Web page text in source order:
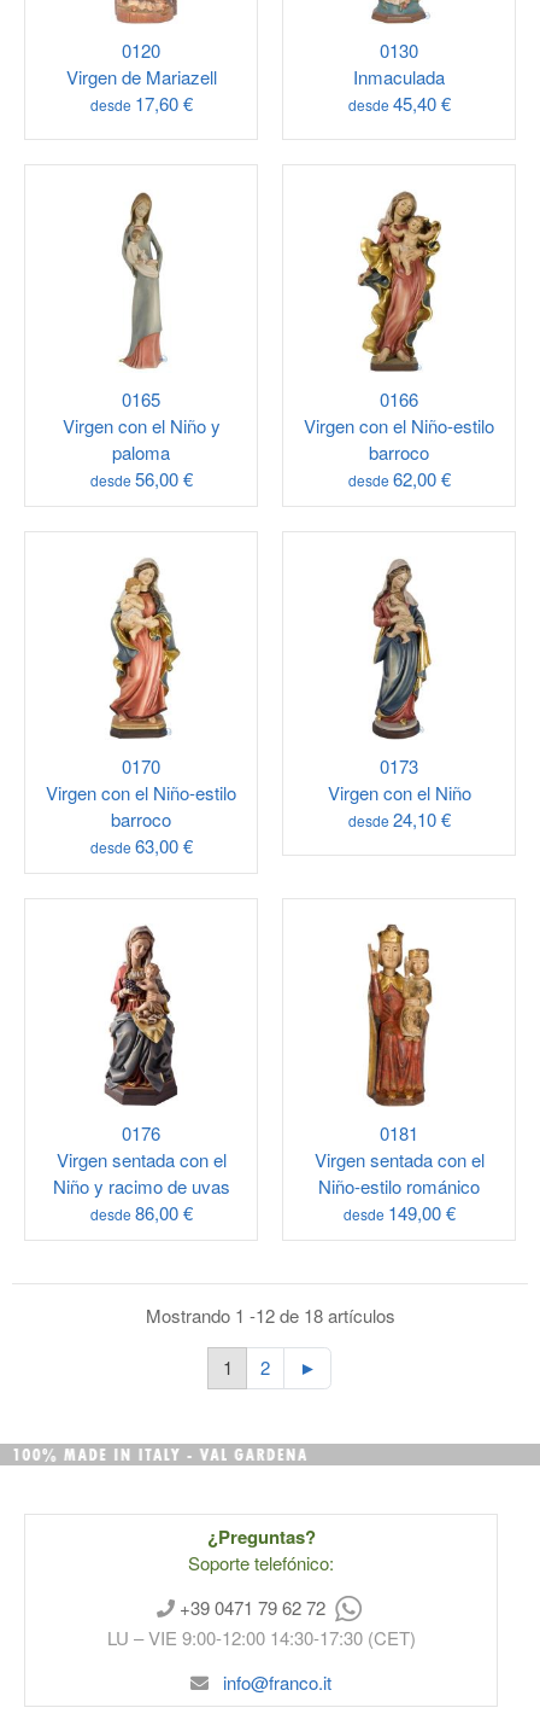
0120
Virgen de Mariazell
desde 17,60 €
0130
Inmaculada
desde 45,40 €
0165
Virgen con el Niño y
paloma
desde 56,00 €
0166
Virgen con el Niño-estilo
barroco
desde 62,00 €
0170
Virgen con el Niño-estilo
barroco
desde 63,00 €
0173
Virgen con el Niño
desde 24,10 €
0176
Virgen sentada con el
Niño y racimo de uvas
desde 86,00 €
0181
Virgen sentada con el
Niño-estilo románico
desde 149,00 €
Mostrando 1 -12 de 18 artículos
1 2 ►
¿Preguntas?
Soporte telefónico:
+39 0471 79 62 72
LU – VIE 9:00-12:00 14:30-17:30 (CET)
info@franco.it